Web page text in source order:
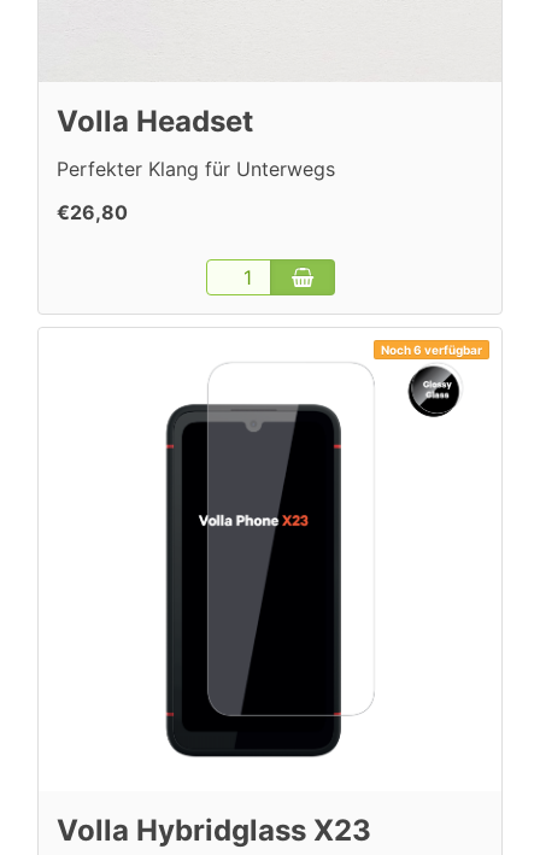
Volla Headset
Perfekter Klang für Unterwegs
€26,80
Noch 6 verfügbar
Volla Hybridglass X23